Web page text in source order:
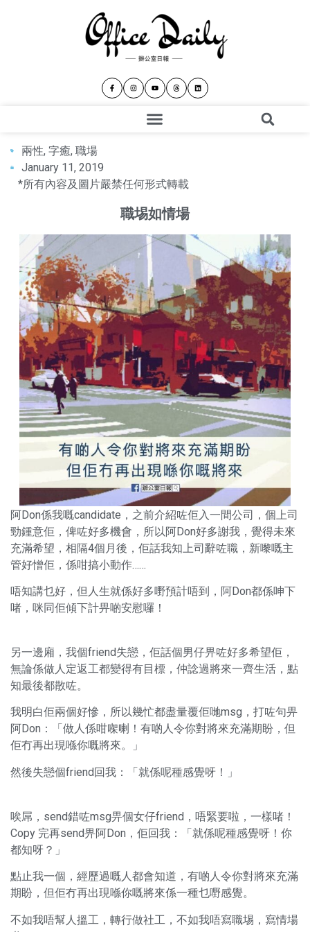
兩性, 字癒, 職場
January 11, 2019
*所有內容及圖片嚴禁任何形式轉載
職埸如情場
阿Don係我嘅candidate，之前介紹咗佢入一間公司，個上司
勁鍾意佢，俾咗好多機會，所以阿Don好多謝我，覺得未來
充滿希望，相隔4個月後，佢話我知上司辭咗職，新嚟嘅主
管好憎佢，係咁搞小動作……
唔知講乜好，但人生就係好多嘢預計唔到，阿Don都係呻下
啫，咪同佢傾下計畀啲安慰囉！
另一邊廂，我個friend失戀，佢話個男仔畀咗好多希望佢，
無論係做人定返工都變得有目標，仲諗過將來一齊生活，點
知最後都散咗。
我明白佢兩個好慘，所以幾忙都盡量覆佢哋msg，打咗句畀
阿Don：「做人係咁㗎喇！有啲人令你對將來充滿期盼，但
佢冇再出現喺你嘅將來。」
然後失戀個friend回我：「就係呢種感覺呀！」
唉屌，send錯咗msg畀個女仔friend，唔緊要啦，一樣啫！
Copy 完再send畀阿Don，佢回我：「就係呢種感覺呀！你
都知呀？」
點止我一個，經歷過嘅人都會知道，有啲人令你對將來充滿
期盼，但佢冇再出現喺你嘅將來係一種乜嘢感覺。
不如我唔幫人搵工，轉行做社工，不如我唔寫職埸，寫情場